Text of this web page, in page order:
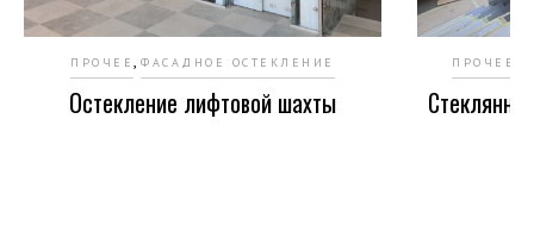
ПРОЧЕЕ ,ФАСАДНОЕ ОСТЕКЛЕНИЕ
Остекление лифтовой шахты
ПРОЧЕЕ